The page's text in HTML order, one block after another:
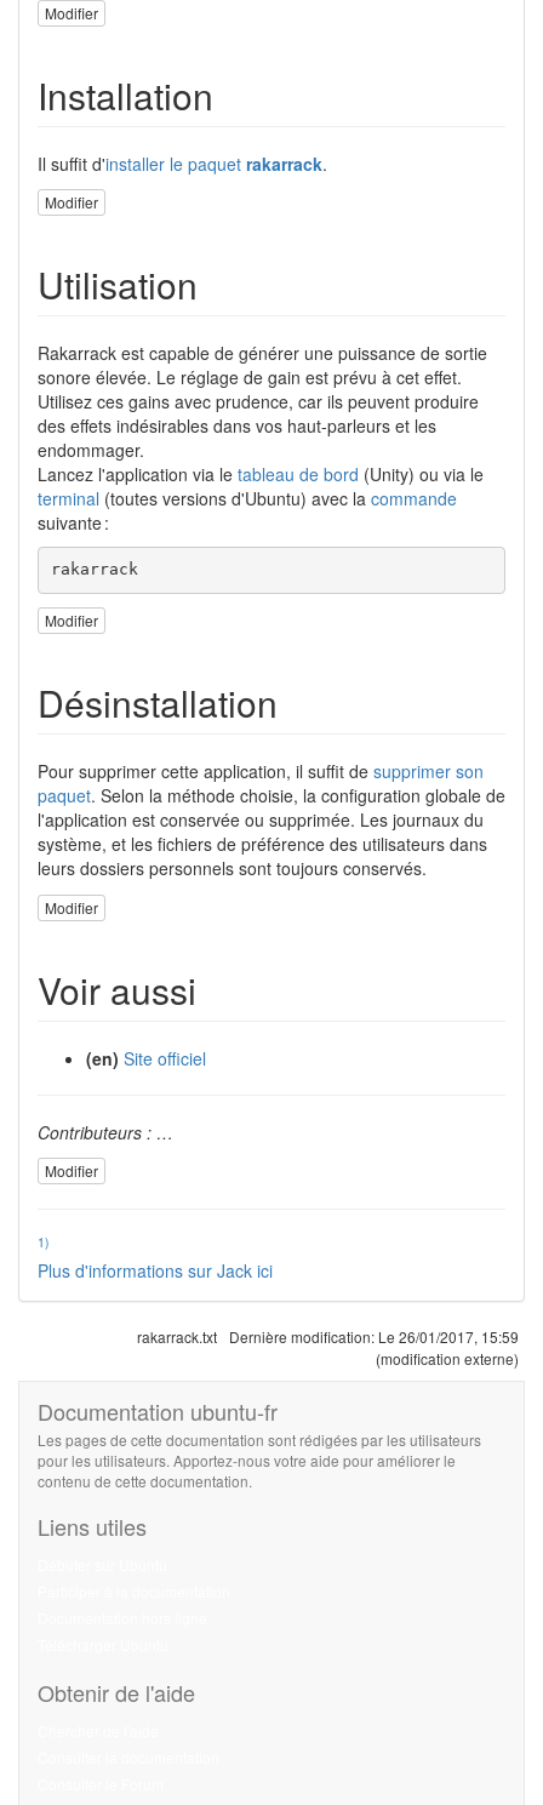
Modifier
Installation
Il suffit d'installer le paquet rakarrack.
Modifier
Utilisation
Rakarrack est capable de générer une puissance de sortie
sonore élevée. Le réglage de gain est prévu à cet effet.
Utilisez ces gains avec prudence, car ils peuvent produire
des effets indésirables dans vos haut-parleurs et les
endommager.
Lancez l'application via le tableau de bord (Unity) ou via le
terminal (toutes versions d'Ubuntu) avec la commande
suivante :
rakarrack
Modifier
Désinstallation
Pour supprimer cette application, il suffit de supprimer son
paquet. Selon la méthode choisie, la configuration globale de
l'application est conservée ou supprimée. Les journaux du
système, et les fichiers de préférence des utilisateurs dans
leurs dossiers personnels sont toujours conservés.
Modifier
Voir aussi
(en) Site officiel
Contributeurs : …
Modifier
1)
Plus d'informations sur Jack ici
rakarrack.txt Dernière modification: Le 26/01/2017, 15:59
(modification externe)
Documentation ubuntu-fr
Les pages de cette documentation sont rédigées par les utilisateurs
pour les utilisateurs. Apportez-nous votre aide pour améliorer le
contenu de cette documentation.
Liens utiles
Obtenir de l'aide